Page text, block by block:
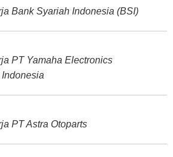
Bank Syariah Indonesia (BSI)
PT Yamaha Electronics
PT Astra Otoparts